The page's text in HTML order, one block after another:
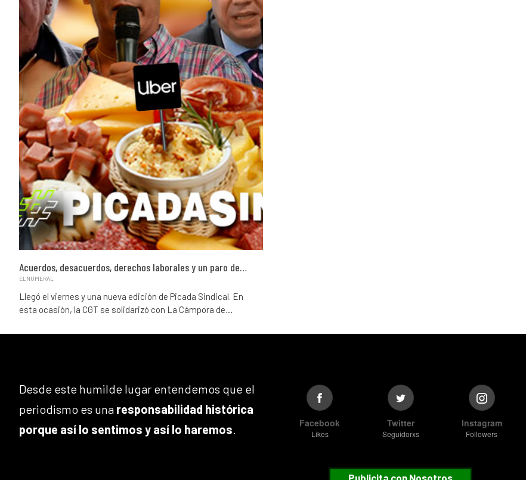
Acuerdos, desacuerdos, derechos laborales y un paro de…
ELNUMERAL
Llegó el viernes y una nueva edición de Picada Sindical. En
esta ocasión, la CGT se solidarizó con La Cámpora de…
Desde este humilde lugar entendemos que el
periodismo es una responsabilidad histórica
porque así lo sentimos y así lo haremos
Facebook
Likes
Twitter
Seguidorxs
Instagram
Followers
Publicita con Nosotros